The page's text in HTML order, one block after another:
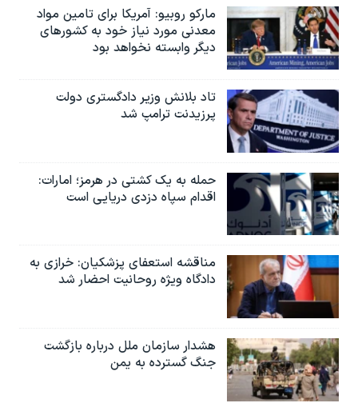
مارکو روبیو: آمریکا برای تامین مواد
معدنی مورد نیاز خود به کشورهای
دیگر وابسته نخواهد بود
تاد بلانش وزیر دادگستری دولت
پرزیدنت ترامپ شد
حمله به یک کشتی در هرمز؛ امارات:
اقدام سپاه دزدی دریایی است
مناقشه استعفای پزشکیان: خرازی به
دادگاه ویژه روحانیت احضار شد
هشدار سازمان ملل درباره بازگشت
جنگ گسترده به یمن